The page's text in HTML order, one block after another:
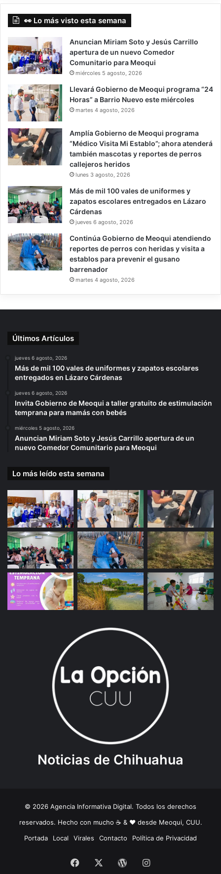
👀 Lo más visto esta semana
Anuncian Miriam Soto y Jesús Carrillo
apertura de un nuevo Comedor
Comunitario para Meoqui
miércoles 5 agosto, 2026
Llevará Gobierno de Meoqui programa “24
Horas” a Barrio Nuevo este miércoles
martes 4 agosto, 2026
Amplía Gobierno de Meoqui programa
“Médico Visita Mi Establo”; ahora atenderá
también mascotas y reportes de perros
callejeros heridos
lunes 3 agosto, 2026
Más de mil 100 vales de uniformes y
zapatos escolares entregados en Lázaro
Cárdenas
jueves 6 agosto, 2026
Continúa Gobierno de Meoqui atendiendo
reportes de perros con heridas y visita a
establos para prevenir el gusano
barrenador
martes 4 agosto, 2026
Últimos Artículos
jueves 6 agosto, 2026
Más de mil 100 vales de uniformes y zapatos escolares
entregados en Lázaro Cárdenas
jueves 6 agosto, 2026
Invita Gobierno de Meoqui a taller gratuito de estimulación
temprana para mamás con bebés
miércoles 5 agosto, 2026
Anuncian Miriam Soto y Jesús Carrillo apertura de un
nuevo Comedor Comunitario para Meoqui
Lo más leído esta semana
Noticias de Chihuahua
© 2026 Agencia Informativa Digital. Todos los derechos
reservados. Hecho con mucho ☕️ & ❤️ desde Meoqui, CUU.
Portada
Local Virales Contacto Política de Privacidad
Facebook WordPressInstagram